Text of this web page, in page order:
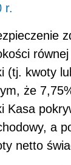
r.
(tj. kwoty
że
Kasa
a
netto